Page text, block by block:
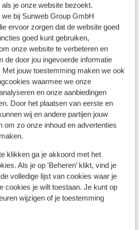
je onze website bezoekt.
bij Sunweb Group GmbH
ervoor zorgen dat de website goed
goed kunt gebruiken,
onze website te verbeteren en
de door jou ingevoerde informatie
Met jouw toestemming maken we ook
waarmee we onze
en onze aanbiedingen
Door het plaatsen van eerste en
wij en andere partijen jouw
om zo onze inhoud en advertenties
klikken ga je akkoord met het
Als je op 'Beheren’ klikt, vind je
volledige lijst van cookies waar je
cookies je wilt toestaan. Je kunt op
wijzigen of je toestemming
Bekijk op kaart
200 m
verhuur